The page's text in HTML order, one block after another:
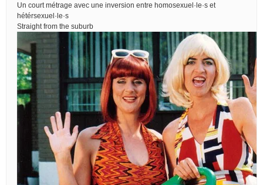
Un court métrage avec une inversion entre homosexuel·le·s et
hétérsexuel·le·s
Straight from the suburb